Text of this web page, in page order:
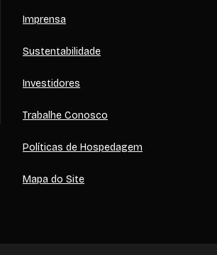
Imprensa
Sustentabilidade
Investidores
Trabalhe Conosco
Políticas de Hospedagem
Mapa do Site